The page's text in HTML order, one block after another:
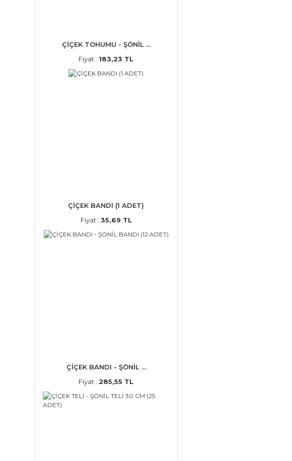
ÇİÇEK TOHUMU - ŞÖNİL ...
Fiyat : 183,23 TL
ÇİÇEK BANDI (1 ADET)
Fiyat : 35,69 TL
ÇİÇEK BANDI - ŞÖNİL ...
Fiyat :285,55 TL